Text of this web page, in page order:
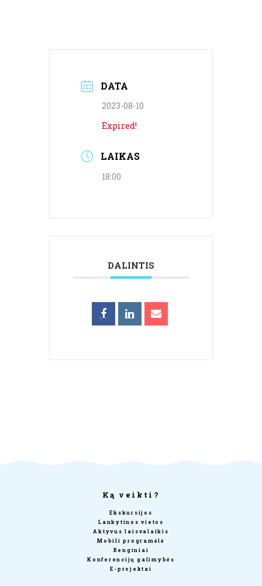
DATA
2023-08-10
Expired!
LAIKAS
18:00
DALINTIS
Ką veikti?
Ekskursijos
Lankytinos vietos
Aktyvus laisvalaikis
Mobili programėlė
Renginiai
Konferencijų galimybės
E-projektai